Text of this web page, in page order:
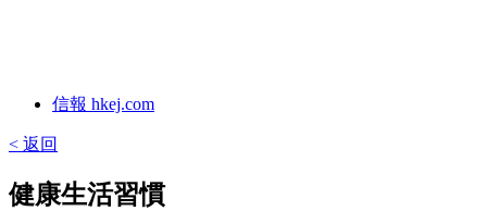
信報 hkej.com
< 返回
健康生活習慣